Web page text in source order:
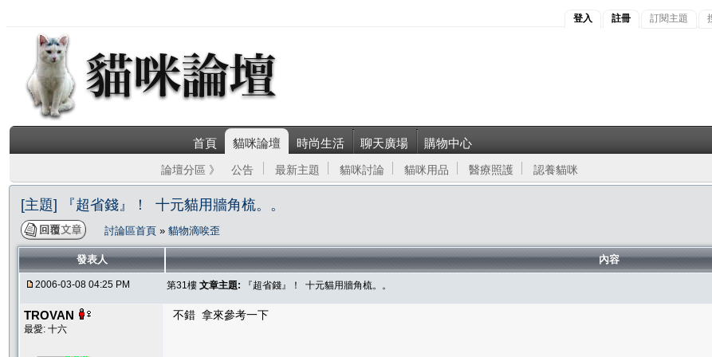
登入 註冊 訂閱主題
首頁 貓咪論壇 時尚生活 聊天廣場 購物中心
論壇分區 》 公告 最新主題 貓咪討論 貓咪用品 醫療照護 認養貓咪
[主題] 『超省錢』！ 十元貓用牆角梳。。
討論區首頁 » 貓物滴唉歪
發表人 內容
2006-03-08 04:25 PM 第31樓 文章主題: 『超省錢』！ 十元貓用牆角梳。。
TROVAN
最愛: 十六
不錯 拿來參考一下